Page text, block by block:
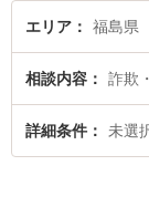
検索もでき便利です
県で土日や夜間に発
したい』『マルチ商
たい』『初回相談無
エリア 福島県
相談内容 詐欺
詳細条件 未選